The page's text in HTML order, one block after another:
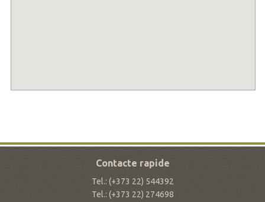
Contacte rapide
Tel.: (+373 22) 544392
Tel.: (+373 22) 274698